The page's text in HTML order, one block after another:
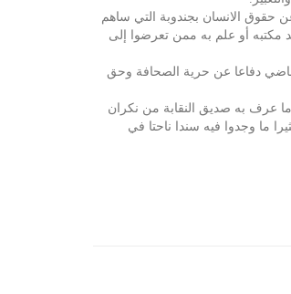
حقوق الانسان بجندوبة التي ساهم
مكتبه أو علم به ممن تعرضوا إلى
دفاعا عن حرية الصحافة وحق
ما عرف به صديق النقابة من نكران
ما وجدوا فيه سندا ناحتا في